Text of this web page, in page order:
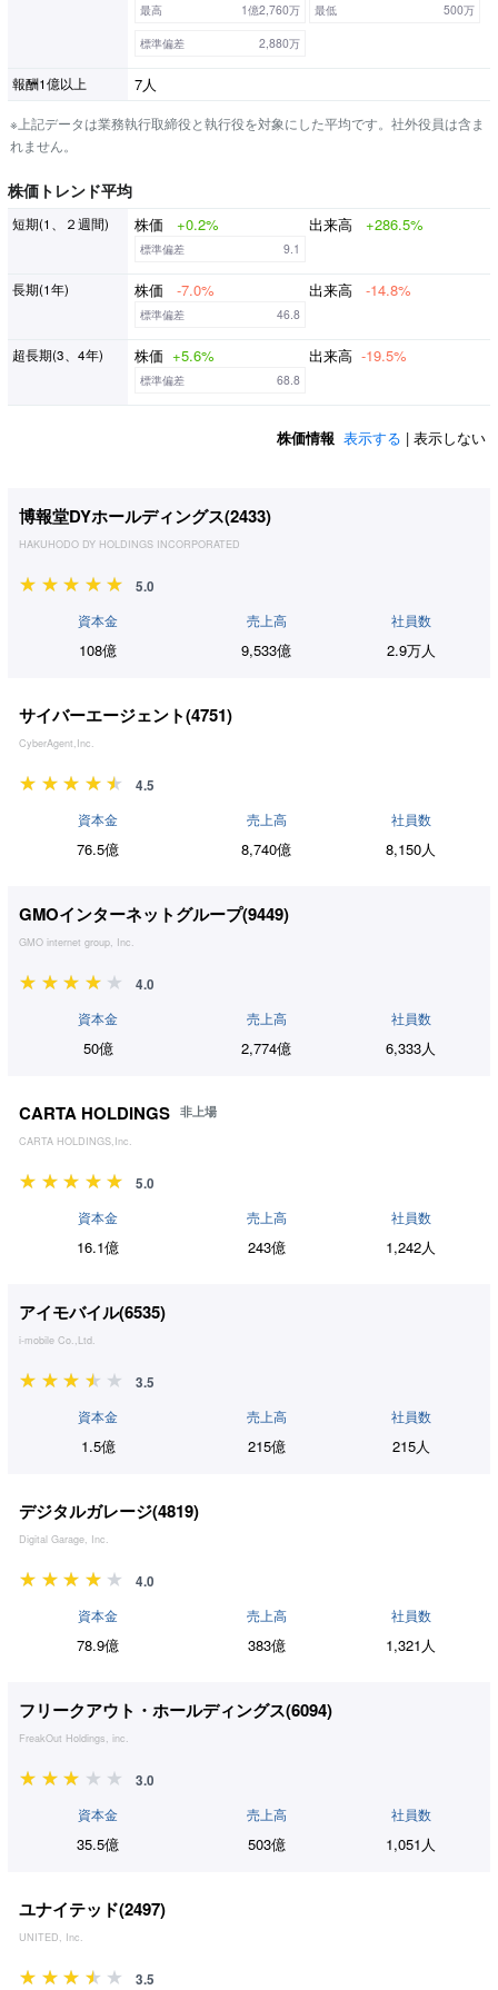
最高 1億2,760万 最低
500万
標準偏差
2,880万
報酬1億以上 7人
※上記データは業務執行取締役と執行役を対象にした平均です。社外役員は含ま
れません。
株価トレンド平均
短期(1、２週間) 株価 +0.2% 出来高 +286.5%
標準偏差 9.1
長期(1年) 株価 -7.0% 出来高 -14.8%
標準偏差 46.8
超長期(3、4年) 株価 +5.6% 出来高 -19.5%
標準偏差 68.8
株価情報 表示する | 表示しない
博報堂DYホールディングス(2433)
HAKUHODO DY HOLDINGS INCORPORATED
5.0
資本金
108億
売上高
9,533億
社員数
2.9万人
サイバーエージェント(4751)
CyberAgent,Inc.
4.5
資本金
76.5億
売上高
8,740億
社員数
8,150人
GMOインターネットグループ(9449)
GMO internet group, Inc.
4.0
資本金
50億
売上高
2,774億
社員数
6,333人
CARTA HOLDINGS 非上場
CARTA HOLDINGS,Inc.
5.0
資本金
16.1億
売上高
243億
社員数
1,242人
アイモバイル(6535)
i-mobile Co.,Ltd.
3.5
資本金
1.5億
売上高
215億
社員数
215人
デジタルガレージ(4819)
Digital Garage, Inc.
4.0
資本金
78.9億
売上高
383億
社員数
1,321人
フリークアウト・ホールディングス(6094)
FreakOut Holdings, inc.
3.0
資本金
35.5億
売上高
503億
社員数
1,051人
ユナイテッド(2497)
UNITED, Inc.
3.5